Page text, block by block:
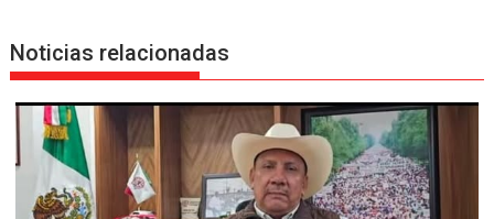
Noticias relacionadas